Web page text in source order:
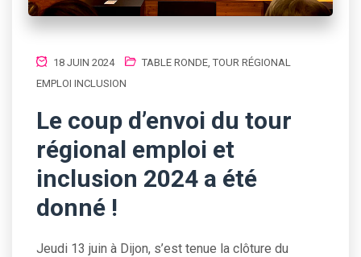
18 JUIN 2024 TABLE RONDE TOUR RÉGIONAL
EMPLOI INCLUSION
Le coup d’envoi du tour
régional emploi et
inclusion 2024 a été
donné !
Jeudi 13 juin à Dijon, s’est tenue la clôture du